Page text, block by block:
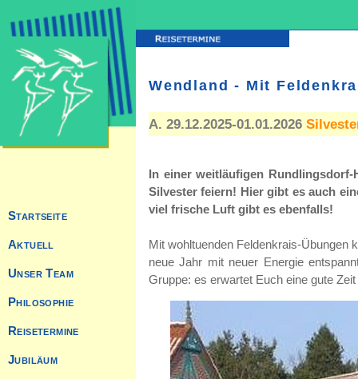
Wendland - Mit
A. 29.12.2025-01.01.2026
In einer weitläufigen
Silvester feiern! Hier gibt es auch
viel frische Luft gibt es ebenfalls!
Mit wohltuenden Feldenkrais-Übungen
neue Jahr mit neuer Energie
Gruppe: es erwartet Euch eine gute